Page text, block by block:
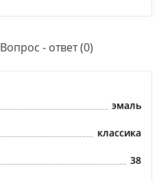
Вопрос - ответ (0)
эмаль
классика
38